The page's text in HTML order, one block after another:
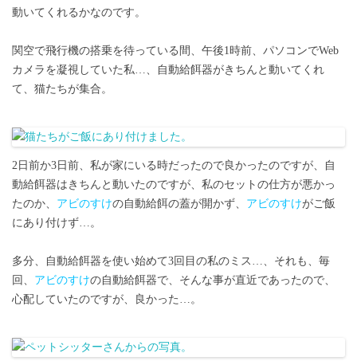
動いてくれるかなのです。
関空で飛行機の搭乗を待っている間、午後1時前、パソコンでWeb
カメラを凝視していた私…、自動給餌器がきちんと動いてくれ
て、猫たちが集合。
2日前か3日前、私が家にいる時だったので良かったのですが、自
動給餌器はきちんと動いたのですが、私のセットの仕方が悪かっ
たのか、 アビのすけの自動給餌の蓋が開かず、 アビのすけがご飯
にあり付けず…。
多分、自動給餌器を使い始めて3回目の私のミス…、それも、毎
回、 アビのすけの自動給餌器で、そんな事が直近であったので、
心配していたのですが、良かった…。